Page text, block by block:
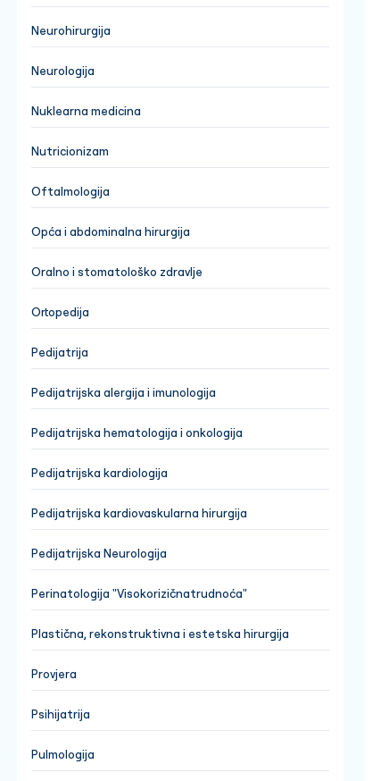
Neurohirurgija
Neurologija
Nuklearna medicina
Nutricionizam
Oftalmologija
Opća i abdominalna hirurgija
Oralno i stomatološko zdravlje
Ortopedija
Pedijatrija
Pedijatrijska alergija i imunologija
Pedijatrijska hematologija i onkologija
Pedijatrijska kardiologija
Pedijatrijska kardiovaskularna hirurgija
Pedijatrijska Neurologija
Perinatologija "Visokorizičnatrudnoća"
Plastična, rekonstruktivna i estetska hirurgija
Provjera
Psihijatrija
Pulmologija